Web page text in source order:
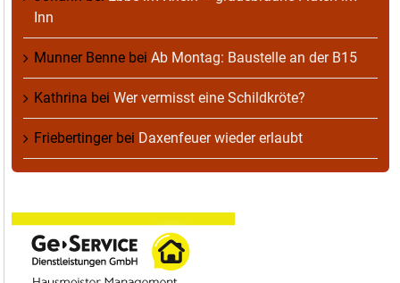
Inn
Munner Benne bei Ab Montag: Baustelle an der B15
Kathrina bei Wer vermisst eine Schildkröte?
Friebertingerbei Daxenfeuer wieder erlaubt